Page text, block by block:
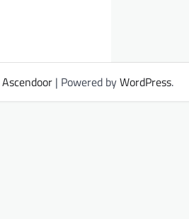
Ascendoor| Powered byWordPress.